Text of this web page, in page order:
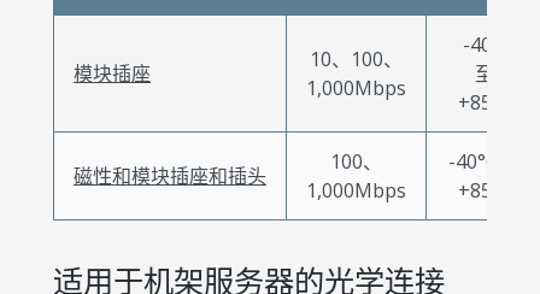
模块插座
10、100、
1,000Mbps
-40°C
至
+85°C
磁性和模块插座和插头
100、
1,000Mbps
-40°C 至
+85°C
适用于机架服务器的光学连接